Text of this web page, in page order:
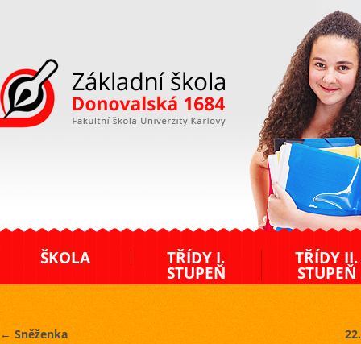
ZŠ Donovalská
ŠKOLA TŘÍDY I.
STUPEŇ
TŘÍDY II.
STUPEŇ
← Sněženka